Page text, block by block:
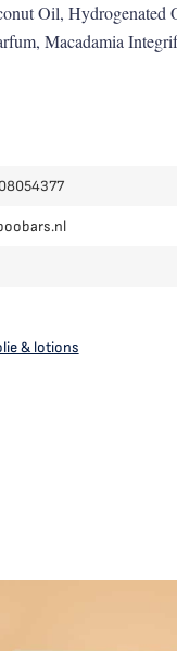
Oil,
Macadamia
& lotions